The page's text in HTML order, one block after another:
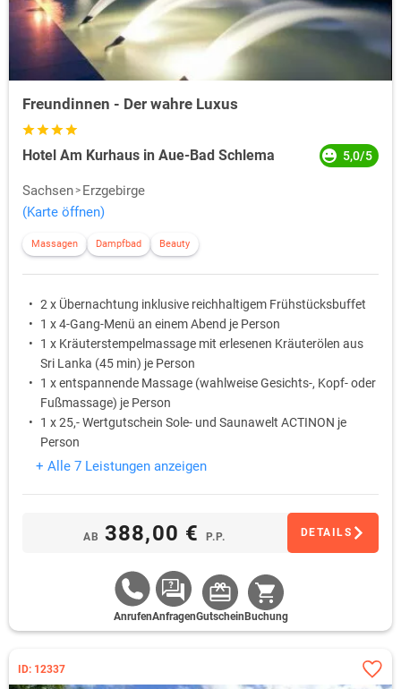
Freundinnen - Der wahre Luxus
Hotel Am Kurhaus in Aue-Bad Schlema 5,0/5
Sachsen
Erzgebirge
(Karte öffnen)
Massagen Dampfbad Beauty
2 x Übernachtung inklusive reichhaltigem Frühstücksbuffet
1 x 4-Gang-Menü an einem Abend je Person
1 x Kräuterstempelmassage mit erlesenen Kräuterölen aus
Sri Lanka (45 min) je Person
1 x entspannende Massage (wahlweise Gesichts-, Kopf- oder
Fußmassage) je Person
1 x 25,- Wertgutschein Sole- und Saunawelt ACTINON je
Person
1 x Begrüßungscocktail am Anreisetag je Person
+ Alle 7 Leistungen anzeigen
AB 388,00 € P.P. DETAILS
AnrufenAnfragenGutschein Buchung
ID: 12337